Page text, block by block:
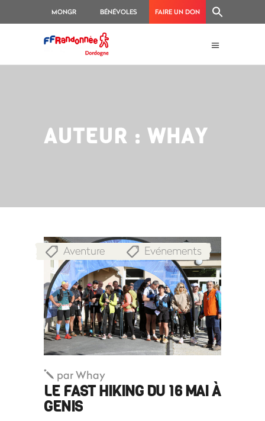
MONGR BÉNÉVOLES FAIRE UN DON
AUTEUR : WHAY
Aventure Evénements
parWhay
LE FAST HIKING DU 16 MAI À
GENIS